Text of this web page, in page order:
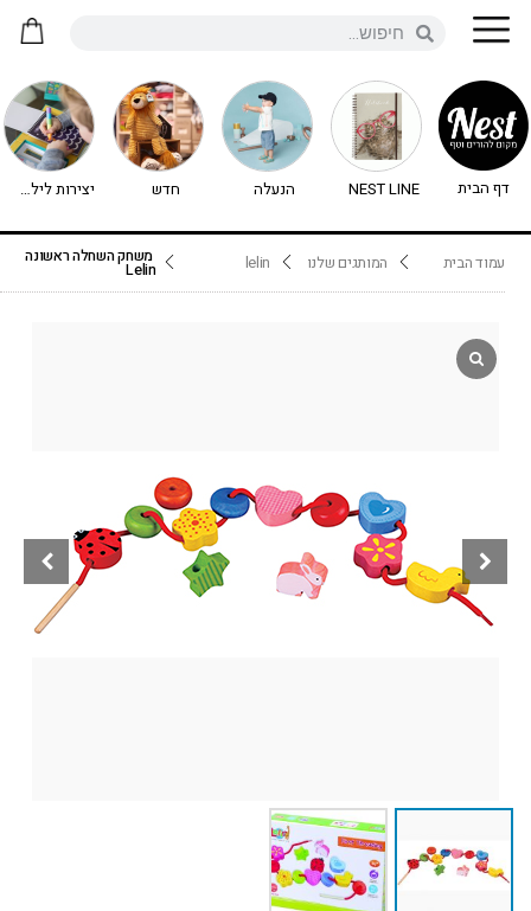
דף הבית NEST LINE הנעלה חדש יצירות לילדים - יצירה לילדים
עמוד הבית המותגים שלנו lelin משחק השחלה ראשונה
Lelin